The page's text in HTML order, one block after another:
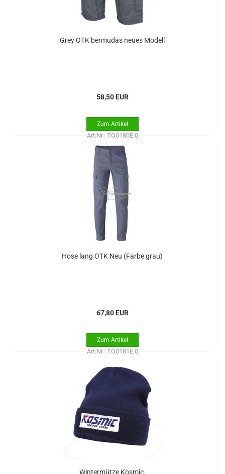
Grey OTK bermudas neues Modell
58,50 EUR
Art.Nr.: TO0180E.0
Hose lang OTK Neu (Farbe grau)
67,80 EUR
Art.Nr.: TO0181E.0
Wintermütze Kosmic.